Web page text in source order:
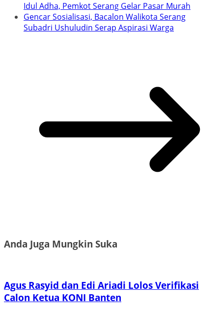
Idul Adha, Pemkot Serang Gelar Pasar Murah
Gencar Sosialisasi, Bacalon Walikota Serang
Subadri Ushuludin Serap Aspirasi Warga
Anda Juga Mungkin Suka
Agus Rasyid dan Edi Ariadi Lolos Verifikasi
Calon Ketua KONI Banten